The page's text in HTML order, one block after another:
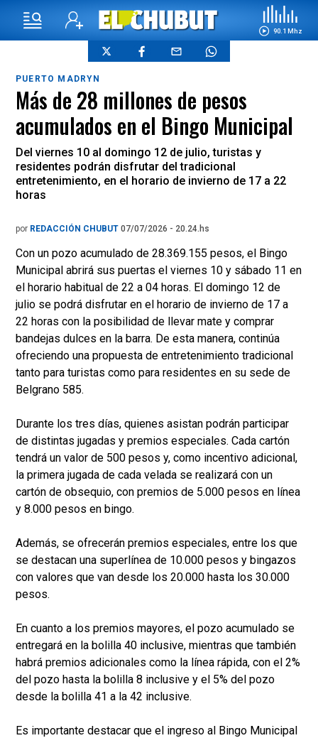
90.1 Mhz
PUERTO MADRYN
Más de 28 millones de pesos
acumulados en el Bingo Municipal
Del viernes 10 al domingo 12 de julio, turistas y
residentes podrán disfrutar del tradicional
entretenimiento, en el horario de invierno de 17 a 22
horas
por REDACCIÓN CHUBUT 07/07/2026 - 20.24.hs
Con un pozo acumulado de 28.369.155 pesos, el Bingo
Municipal abrirá sus puertas el viernes 10 y sábado 11 en
el horario habitual de 22 a 04 horas. El domingo 12 de
julio se podrá disfrutar en el horario de invierno de 17 a
22 horas con la posibilidad de llevar mate y comprar
bandejas dulces en la barra. De esta manera, continúa
ofreciendo una propuesta de entretenimiento tradicional
tanto para turistas como para residentes en su sede de
Belgrano 585.
Durante los tres días, quienes asistan podrán participar
de distintas jugadas y premios especiales. Cada cartón
tendrá un valor de 500 pesos y, como incentivo adicional,
la primera jugada de cada velada se realizará con un
cartón de obsequio, con premios de 5.000 pesos en línea
y 8.000 pesos en bingo.
Además, se ofrecerán premios especiales, entre los que
se destacan una superlínea de 10.000 pesos y bingazos
con valores que van desde los 20.000 hasta los 30.000
pesos.
En cuanto a los premios mayores, el pozo acumulado se
entregará en la bolilla 40 inclusive, mientras que también
habrá premios adicionales como la línea rápida, con el 2%
del pozo hasta la bolilla 8 inclusive y el 5% del pozo
desde la bolilla 41 a la 42 inclusive.
Es importante destacar que el ingreso al Bingo Municipal